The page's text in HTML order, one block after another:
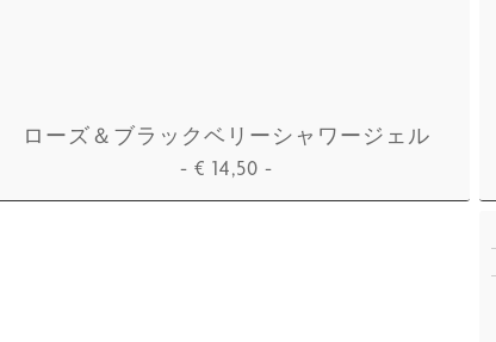
ローズ＆ブラックベリーシャワージェル
- € 14,50 -